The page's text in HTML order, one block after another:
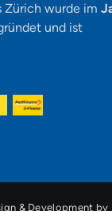
Zürich wurde im
und ist
& Development by